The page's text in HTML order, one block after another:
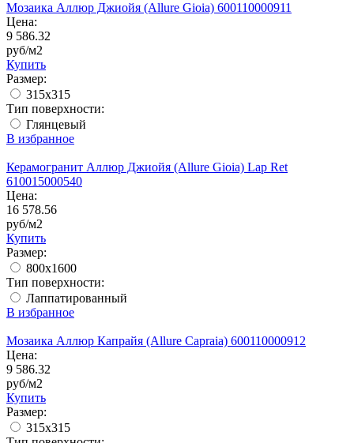
Мозаика Аллюр Джиойя (Allure Gioia) 600110000911
Цена:
9 586.32
руб/м2
Купить
Размер:
315x315
Тип поверхности:
Глянцевый
В избранное
Керамогранит Аллюр Джиойя (Allure Gioia) Lap Ret
610015000540
Цена:
16 578.56
руб/м2
Купить
Размер:
800x1600
Тип поверхности:
Лаппатированный
В избранное
Мозаика Аллюр Капрайя (Allure Capraia) 600110000912
Цена:
9 586.32
руб/м2
Купить
Размер:
315x315